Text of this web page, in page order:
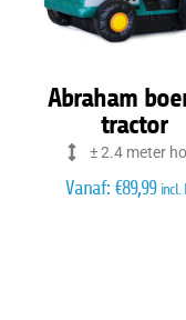
Abraham
tractor
± 2.4 meter
Vanaf: €89,99 incl.